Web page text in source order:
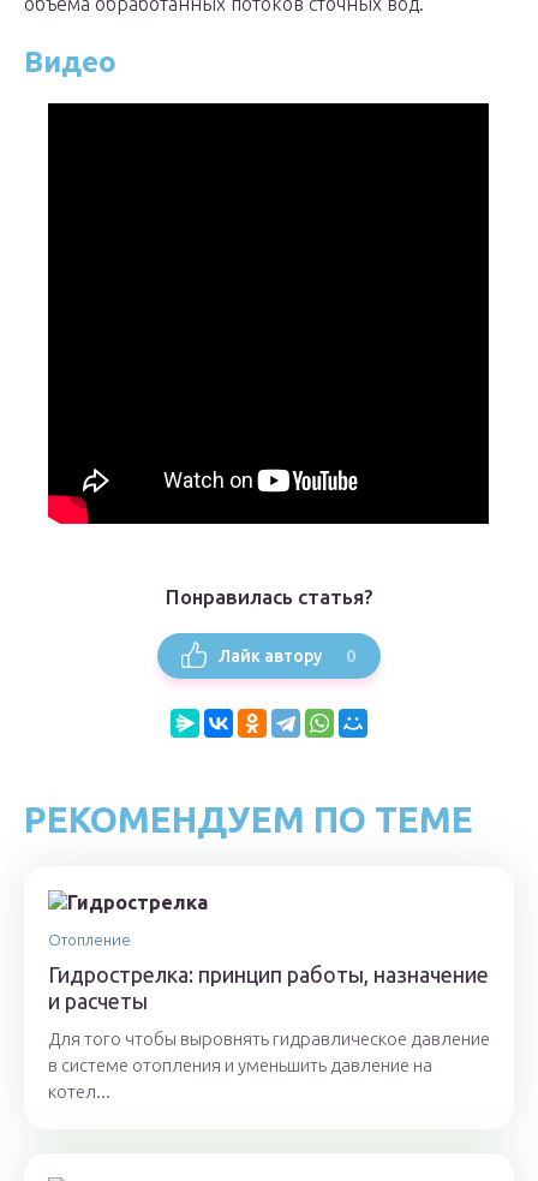
Видео
Понравилась статья?
Лайк автору 0
РЕКОМЕНДУЕМ ПО ТЕМЕ
Отопление
Гидрострелка: принцип работы, назначение
и расчеты
Для того чтобы выровнять гидравлическое давление
в системе отопления и уменьшить давление на
котел...